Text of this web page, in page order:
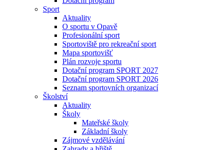
Sport
Aktuality
O sportu v Opavě
Profesionální sport
Sportoviště pro rekreační sport
Mapa sportovišť
Plán rozvoje sportu
Dotační program SPORT 2027
Dotační program SPORT 2026
Seznam sportovních organizací
Školství
Aktuality
Školy
Mateřské školy
Základní školy
Zájmové vzdělávání